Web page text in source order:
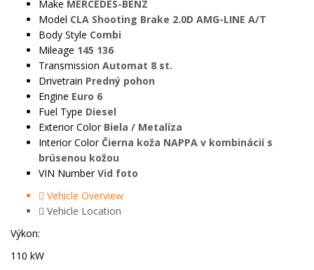
Make MERCEDES-BENZ
Model CLA Shooting Brake 2.0D AMG-LINE A/T
Body Style Combi
Mileage 145 136
Transmission Automat 8 st.
Drivetrain Predný pohon
Engine Euro 6
Fuel Type Diesel
Exterior Color Biela / Metalíza
Interior Color Čierna koža NAPPA v kombinácií s
brúsenou kožou
VIN Number Vid foto
Vehicle Overview
Vehicle Location
Výkon:
110 kW